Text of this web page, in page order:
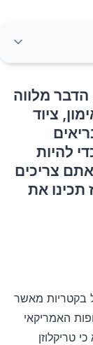
הדבר מלווה
ציוד
להיות
צריכים
את
בקטריות מאשר
האמריקאי
טריקלוזן